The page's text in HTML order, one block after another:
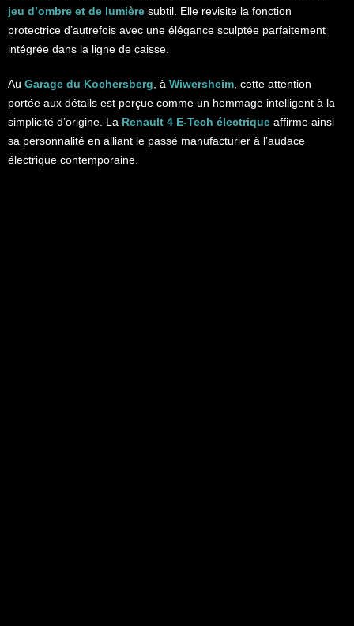
jeu d’ombre et de lumière subtil. Elle revisite la fonction
protectrice d’autrefois avec une élégance sculptée parfaitement
intégrée dans la ligne de caisse.
Au Garage du Kochersberg , à Wiwersheim , cette attention
portée aux détails est perçue comme un hommage intelligent à la
simplicité d’origine. La Renault 4 E-Tech électrique affirme ainsi
sa personnalité en alliant le passé manufacturier à l’audace
électrique contemporaine.